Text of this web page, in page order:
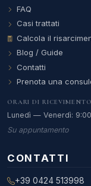
FAQ
Casi trattati
Calcola il
Blog / Guide
Contatti
Prenota una
ORARI DI RICEVIMENTO
Lunedì — Venerdì:
Su appuntamento
CONTATTI
+39 0424 513998